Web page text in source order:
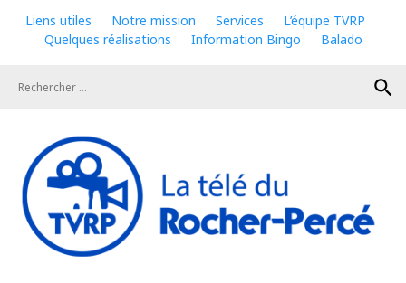
content
Liens utiles Notre mission Services
L’équipe TVRP
Quelques réalisations
Information Bingo
Balado
search